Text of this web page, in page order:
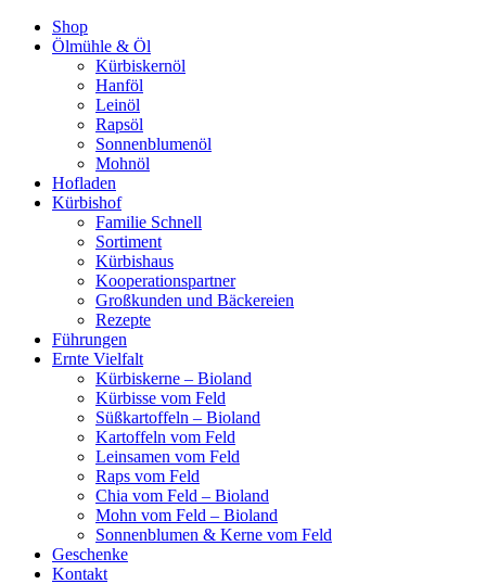
Shop
Ölmühle & Öl
Kürbiskernöl
Hanföl
Leinöl
Rapsöl
Sonnenblumenöl
Mohnöl
Hofladen
Kürbishof
Familie Schnell
Sortiment
Kürbishaus
Kooperationspartner
Großkunden und Bäckereien
Rezepte
Führungen
Ernte Vielfalt
Kürbiskerne – Bioland
Kürbisse vom Feld
Süßkartoffeln – Bioland
Kartoffeln vom Feld
Leinsamen vom Feld
Raps vom Feld
Chia vom Feld – Bioland
Mohn vom Feld – Bioland
Sonnenblumen & Kerne vom Feld
Geschenke
Kontakt